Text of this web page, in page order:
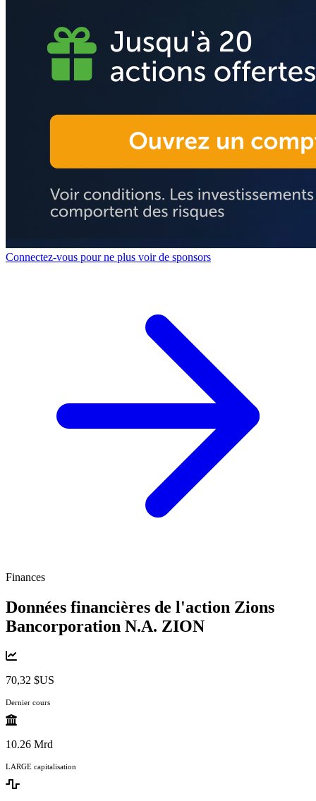
Connectez-vous pour ne plus voir de sponsors
Finances
Données financières de l'action Zions
Bancorporation N.A. ZION
70,32 $US
Dernier cours
10.26 Mrd
LARGE capitalisation